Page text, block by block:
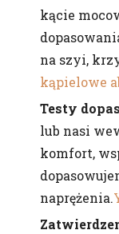
kącie
na szyi,
kąpielowe
Testy
lub nasi
komfort,
naprężenia.